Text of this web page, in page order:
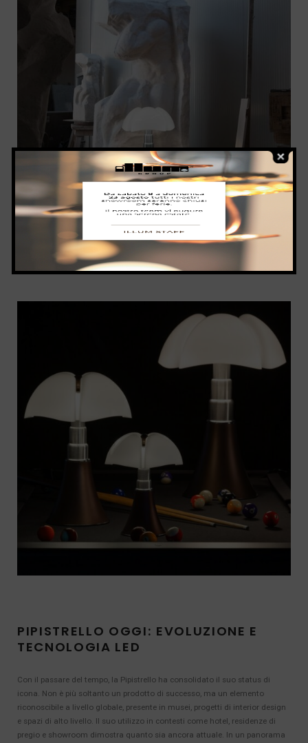
PIPISTRELLO OGGI: EVOLUZIONE E
TECNOLOGIA LED
Con il passare del tempo, la Pipistrello ha consolidato il suo status di
icona. Non è più soltanto un prodotto di successo, ma un elemento
riconoscibile a livello globale, presente in musei, progetti di interior design
e spazi di alto livello. Il suo utilizzo in contesti come hotel, residenze di
pregio e showroom dimostra quanto sia ancora attuale. In un panorama